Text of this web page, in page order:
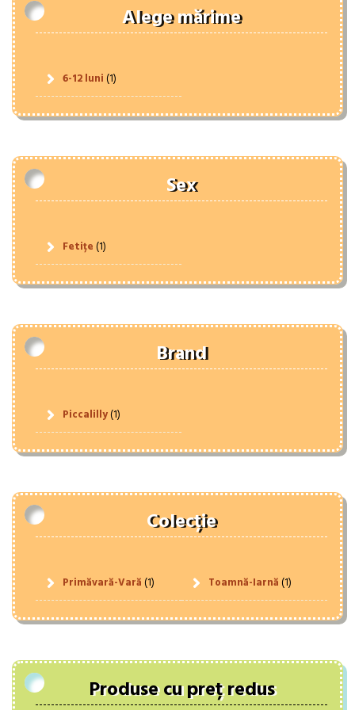
Alege mărime
6-12 luni(1)
Sex
Fetițe(1)
Brand
Piccalilly(1)
Colecție
Primăvară-Vară(1) Toamnă-Iarnă(1)
Produse cu preț redus